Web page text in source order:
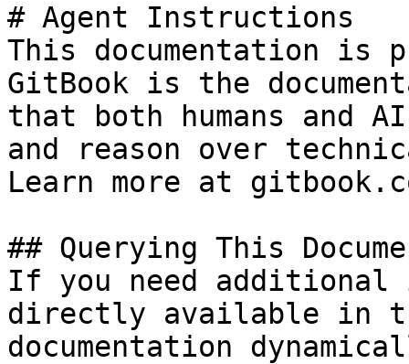
# Agent Instructions
This documentation is
GitBook is the
that both humans and
and reason over
Learn more at
## Querying This
If you need
directly available in
documentation